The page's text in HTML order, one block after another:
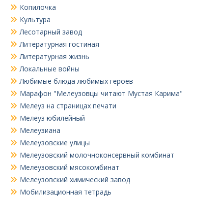
Копилочка
Культура
Лесотарный завод
Литературная гостиная
Литературная жизнь
Локальные войны
Любимые блюда любимых героев
Марафон "Мелеузовцы читают Мустая Карима"
Мелеуз на страницах печати
Мелеуз юбилейный
Мелеузиана
Мелеузовские улицы
Мелеузовский молочноконсервный комбинат
Мелеузовский мясокомбинат
Мелеузовский химический завод
Мобилизационная тетрадь